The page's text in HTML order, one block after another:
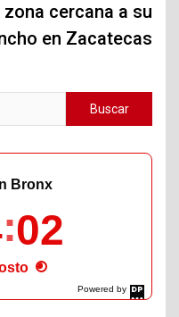
zona cercana a su
en Zacatecas
Powered by
DaysPedia.com
Bronx
03